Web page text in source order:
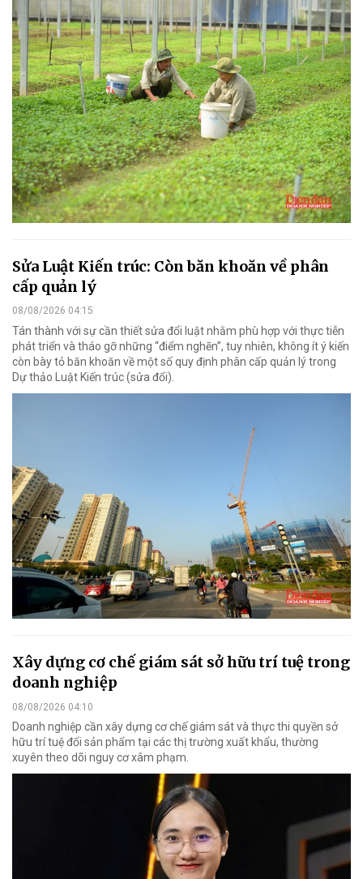
Sửa Luật Kiến trúc: Còn băn khoăn về phân
cấp quản lý
08/08/2026 04:15
Tán thành với sự cần thiết sửa đổi luật nhằm phù hợp với thực tiễn
phát triển và tháo gỡ những “điểm nghẽn”, tuy nhiên, không ít ý kiến
còn bày tỏ băn khoăn về một số quy định phân cấp quản lý trong
Dự thảo Luật Kiến trúc (sửa đổi).
Xây dựng cơ chế giám sát sở hữu trí tuệ trong
doanh nghiệp
08/08/2026 04:10
Doanh nghiệp cần xây dựng cơ chế giám sát và thực thi quyền sở
hữu trí tuệ đối sản phẩm tại các thị trường xuất khẩu, thường
xuyên theo dõi nguy cơ xâm phạm.